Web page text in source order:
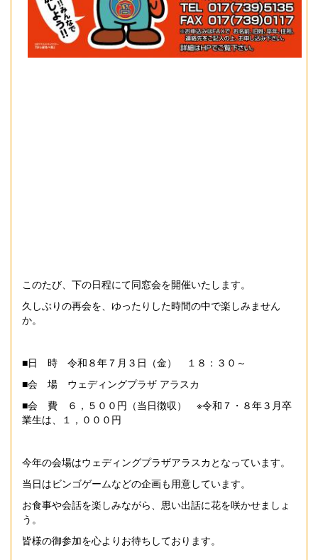
このたび、下の日程にて同窓会を開催いたします。
久しぶりの再会を、ゆったりした時間の中で楽しみません
か。
■日 時 令和８年７月３日（金） １８：３０～
■会 場 ウェディングプラザ アラスカ
■会 費 ６，５００円（当日徴収） ※令和７・８年３月卒
業生は、１，０００円
今年の会場はウェディングプラザアラスカとなっています。
当日はビンゴゲームなどの企画も用意しています。
お食事や会話を楽しみながら、思い出話に花を咲かせましょ
う。
皆様の御参加を心よりお待ちしております。